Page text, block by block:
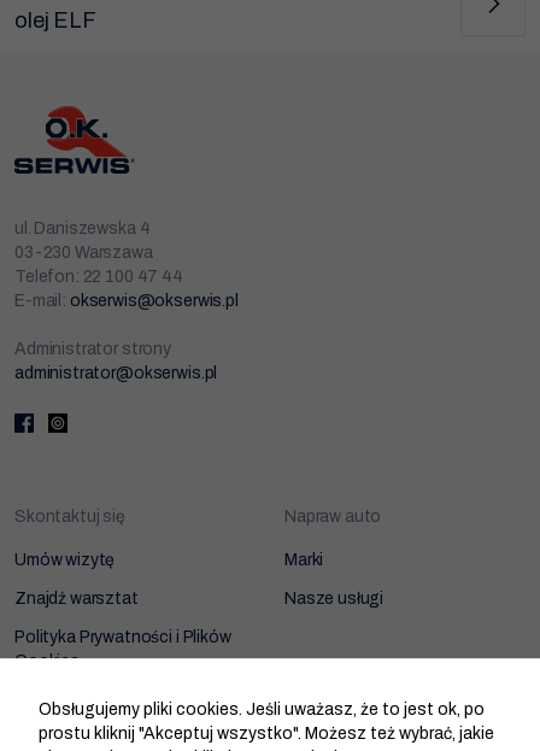
olej ELF
ul. Daniszewska 4
03-230 Warszawa
Telefon: 22 100 47 44
E-mail: okserwis@okserwis.pl
Administrator strony
administrator@okserwis.pl
Skontaktuj się
Umów wizytę
Znajdź warsztat
Polityka Prywatności i Plików
Cookies
Zarządzanie zgodami cookies
Napraw auto
Marki
Nasze usługi
Obsługujemy pliki cookies. Jeśli uważasz, że to jest ok, po
prostu kliknij "Akceptuj wszystko". Możesz też wybrać, jakie